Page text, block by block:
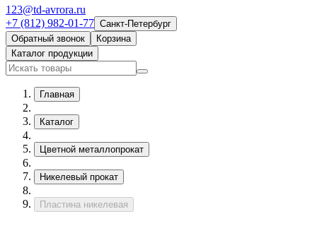
123@td-avrora.ru
+7 (812) 982-01-77 Санкт-Петербург
Обратный звонок
Корзина
Каталог продукции
Главная
Каталог
Цветной металлопрокат
Никелевый прокат
Пластина никелевая